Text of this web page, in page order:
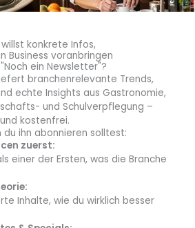
Nice Dining: So geht nachhaltige
iCampus im Werksviertel
Nice startet auf dem iCampus
konkrete Infos,
Business voranbringen
ein Newsletter"?
branchenrelevante Trends,
echte Insights aus Gastronomie,
und Schulverpflegung –
kostenfrei.
du ihn abonnieren solltest:
zuerst:
einer der Ersten, was die Branche
Inhalte, wie du wirklich besser